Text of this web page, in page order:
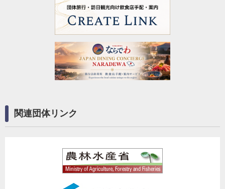
関連団体リンク